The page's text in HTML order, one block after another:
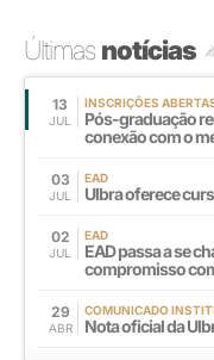
Últimasnotícias
13
JUL
INSCRIÇÕES
Pós-graduação
conexão com o
03
JUL
EAD
Ulbra oferece
02
JUL
EAD
EAD passa a se
compromisso
29
ABR
COMUNICADO
Nota oficial da